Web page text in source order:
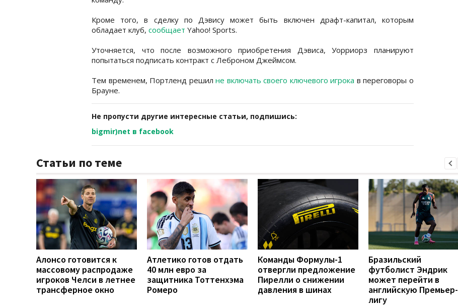
Кроме того, в сделку по Дэвису может быть включен драфт-капитал, которым
обладает клуб, сообщает Yahoo! Sports.
Уточняется, что после возможного приобретения Дэвиса, Уорриорз планируют
попытаться подписать контракт с Леброном Джеймсом.
Тем временем, Портленд решилне включать своего ключевого игрока в переговоры о
Брауне.
Не пропусти другие интересные статьи, подпишись:
bigmir)net в facebook
Статьи по теме
Алонсо готовится к
массовому распродаже
игроков Челси в летнее
трансферное окно
Атлетико готов отдать
40 млн евро за
защитника Тоттенхэма
Ромеро
Команды Формулы-1
отвергли предложение
Пирелли о снижении
давления в шинах
Бразильский
футболист Эндрик
может перейти в
английскую Премьер-
лигу